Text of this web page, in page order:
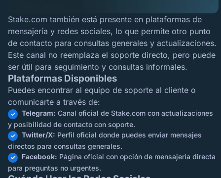
Stake.com también está presente en plataformas de
mensajería y redes sociales, lo que permite otro punto
de contacto para consultas generales y actualizaciones.
Este canal no reemplaza el soporte directo, pero puede
ser útil para seguimiento y consultas informales.
Plataformas Disponibles
Puedes encontrar al equipo de soporte al cliente o
comunicarte a través de:
Telegram: Canal oficial de Stake.com con actualizaciones
y posibilidad de contacto con soporte.
Twitter/X: Perfil oficial donde puedes enviar mensajes
directos para consultas generales.
Facebook: Página oficial con opción de mensajería directa
para preguntas no urgentes.